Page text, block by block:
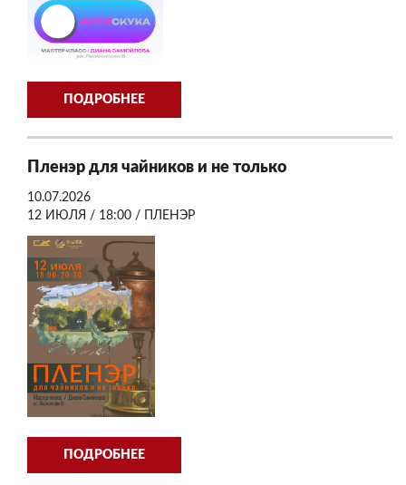
ПОДРОБНЕЕ
Пленэр для чайников и не только
10.07.2026
12 ИЮЛЯ / 18:00 / ПЛЕНЭР
ПОДРОБНЕЕ